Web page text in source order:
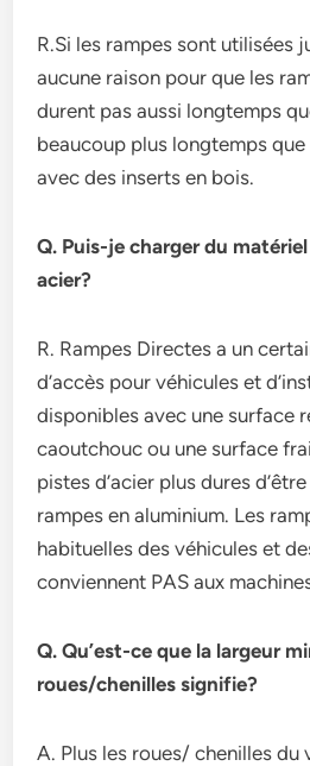
R.Si les rampes sont utilisées
aucune raison pour que les
durent pas aussi longtemps
beaucoup plus longtemps
avec des inserts en bois.
Q. Puis-je charger du
acier?
R. Rampes Directes a un
d’accès pour véhicules et
disponibles avec une surface
caoutchouc ou une surface
pistes d’acier plus dures
rampes en aluminium. Les
habituelles des véhicules et
conviennent PAS aux
Q. Qu’est-ce que la largeur
roues/chenilles signifie?
A. Plus les roues/ chenilles du